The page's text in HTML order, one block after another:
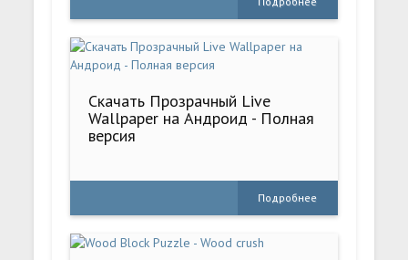
Скачать Прозрачный Live
Wallpaper на Андроид - Полная
версия
Подробнее